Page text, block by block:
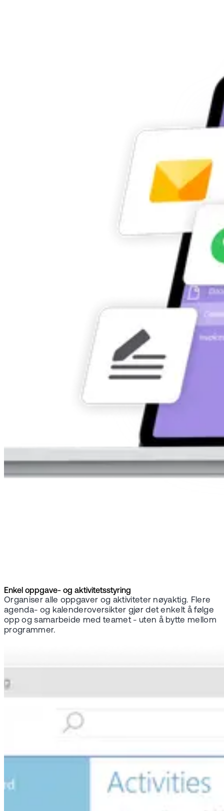
Enkel oppgave- og aktivitetsstyring
Organiser alle oppgaver og aktiviteter nøyaktig. Flere
agenda- og kalenderoversikter gjør det enkelt å følge
opp og samarbeide med teamet - uten å bytte mellom
programmer.